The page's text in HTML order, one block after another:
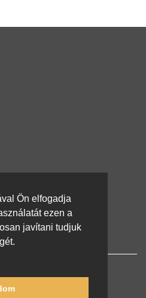
Ön elfogadja
ezen a
javítani tudjuk